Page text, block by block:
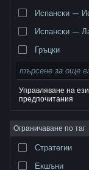
търговски марки
собственици в САЩ и
поверителност|
Достъпност|Условия за
Възстановявания|
Испански —
Испански —
Гръцки
Управляване на
предпочитания
Ограничаване по таг
Стратегии
Екшъни